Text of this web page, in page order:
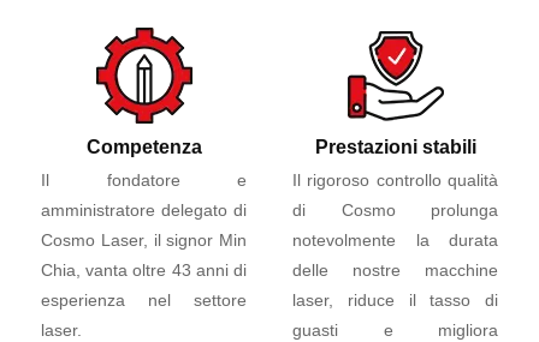
Competenza
Il fondatore e
amministratore delegato di
Cosmo Laser, il signor Min
Chia, vanta oltre 43 anni di
esperienza nel settore
laser.
Prestazioni stabili
Il rigoroso controllo qualità
di Cosmo prolunga
notevolmente la durata
delle nostre macchine
laser, riduce il tasso di
guasti e migliora